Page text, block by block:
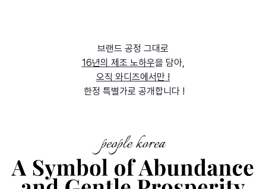
브랜드 공정 그대로
16년의 제조 노하우을 담아,
오직 와디즈에서만 !
한정 특별가로 공개합니다 !